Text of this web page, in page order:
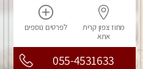
מחוז צפוןקרית
אתא
לפרטים נוספים
055-4531633